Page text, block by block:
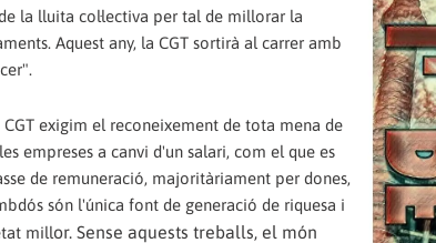
la lluita col·lectiva per tal de millorar la
Aquest any, la CGT sortirà al carrer amb
exigim el reconeixement de tota mena de
empreses a canvi d'un salari, com el que es
de remuneració, majoritàriament per dones,
són l'única font de generació de riquesa i
millor. Sense aquests treballs, el món